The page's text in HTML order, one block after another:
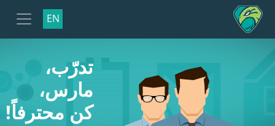
EN
تدرّب،
مارس،
كن محترفاً!